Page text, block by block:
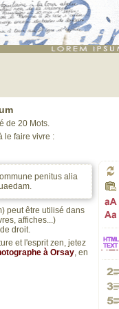
ou maquettistes -
de 20 Mots.
le faire vivre :
un
en
en
vers
penitus alia
peut être utilisé dans
affiches...)
droit.
et l'esprit zen, jetez
à Orsay, en